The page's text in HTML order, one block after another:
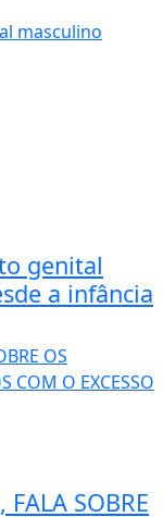
genital
a infância
FALA SOBRE